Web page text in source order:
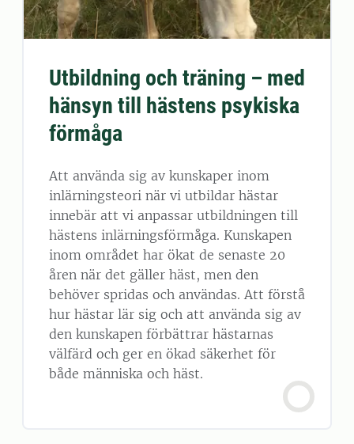
Utbildning och träning – med
hänsyn till hästens psykiska
förmåga
Att använda sig av kunskaper inom
inlärningsteori när vi utbildar hästar
innebär att vi anpassar utbildningen till
hästens inlärningsförmåga. Kunskapen
inom området har ökat de senaste 20
åren när det gäller häst, men den
behöver spridas och användas. Att förstå
hur hästar lär sig och att använda sig av
den kunskapen förbättrar hästarnas
välfärd och ger en ökad säkerhet för
både människa och häst.